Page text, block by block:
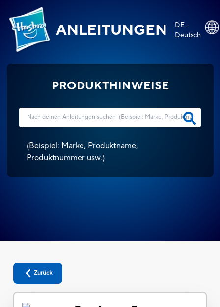
ANLEITUNGEN
DE -
Deutsch
PRODUKTHINWEISE
(Beispiel: Marke, Produktname,
Produktnummer usw.)
Zurück